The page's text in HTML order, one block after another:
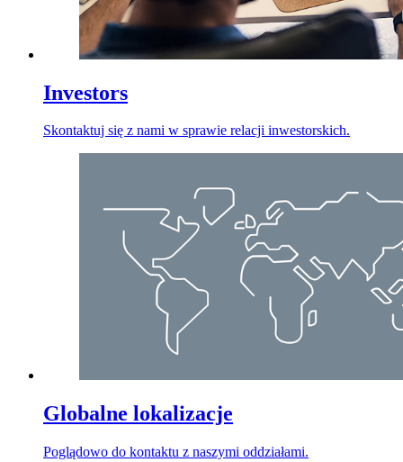
Investors
Skontaktuj się z nami w sprawie relacji inwestorskich.
Globalne lokalizacje
Poglądowo do kontaktu z naszymi oddziałami.